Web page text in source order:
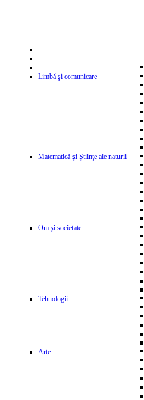
Limbă şi comunicare
Matematică şi Ştiinţe ale naturii
Om şi societate
Tehnologii
Arte